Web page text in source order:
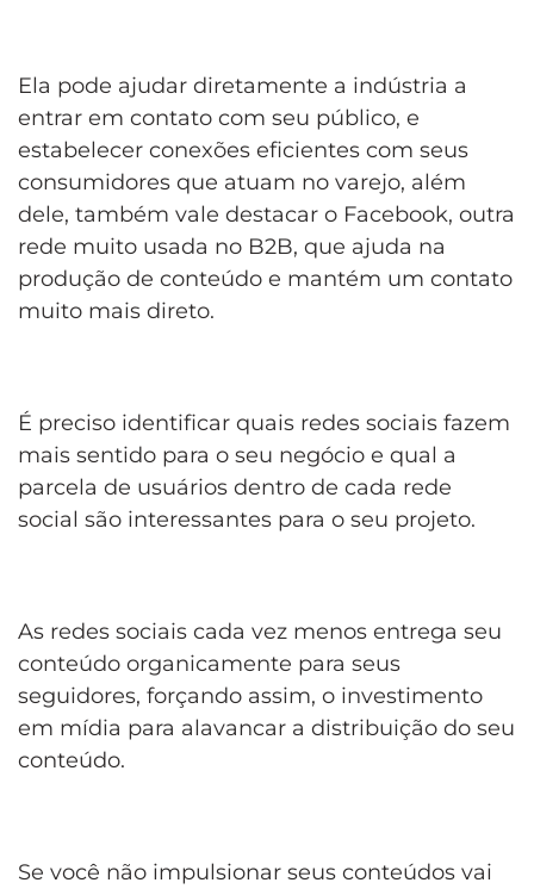
Ela pode ajudar diretamente a indústria a
entrar em contato com seu público, e
estabelecer conexões eficientes com seus
consumidores que atuam no varejo, além
dele, também vale destacar o Facebook, outra
rede muito usada no B2B, que ajuda na
produção de conteúdo e mantém um contato
muito mais direto.
É preciso identificar quais redes sociais fazem
mais sentido para o seu negócio e qual a
parcela de usuários dentro de cada rede
social são interessantes para o seu projeto.
As redes sociais cada vez menos entrega seu
conteúdo organicamente para seus
seguidores, forçando assim, o investimento
em mídia para alavancar a distribuição do seu
conteúdo.
Se você não impulsionar seus conteúdos vai